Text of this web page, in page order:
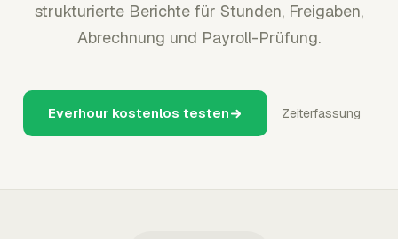
strukturierte Berichte für Stunden, Freigaben,
Abrechnung und Payroll-Prüfung.
Everhour kostenlos testen Zeiterfassung